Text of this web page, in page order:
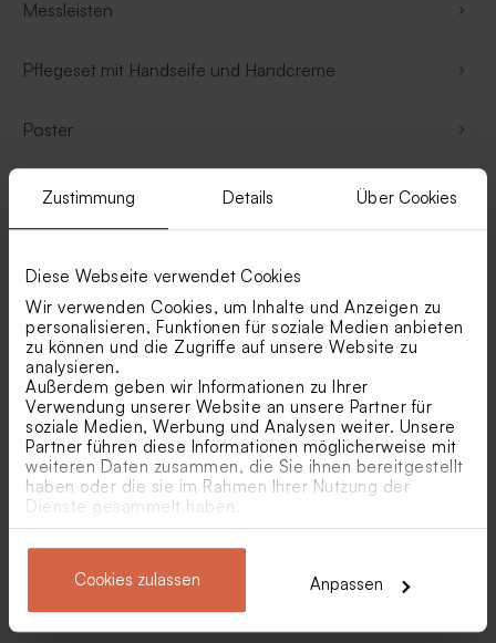
Zustimmung Details Über Cookies
Diese Webseite verwendet Cookies
Wir verwenden Cookies, um Inhalte und Anzeigen zu
personalisieren, Funktionen für soziale Medien anbieten
zu können und die Zugriffe auf unsere Website zu
analysieren.
Außerdem geben wir Informationen zu Ihrer
Verwendung unserer Website an unsere Partner für
soziale Medien, Werbung und Analysen weiter. Unsere
Partner führen diese Informationen möglicherweise mit
weiteren Daten zusammen, die Sie ihnen bereitgestellt
haben oder die sie im Rahmen Ihrer Nutzung der
Dienste gesammelt haben.
Cookies zulassen Anpassen
Messleisten
Pflegeset mit Handseife und Handcreme
Poster
Schlüsselanhänger
Schneidebretter
Seifenspender
Taschenflaschen
Tassen
Tassen und Trinkflaschen
Teeboxen